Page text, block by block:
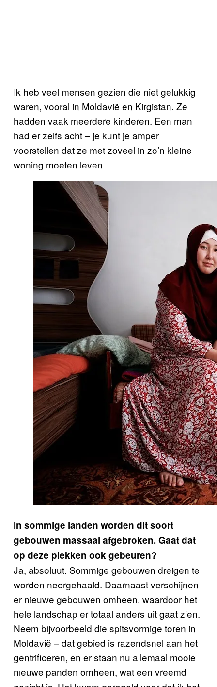
Ik heb veel mensen gezien die niet gelukkig
waren, vooral in Moldavië en Kirgistan. Ze
hadden vaak meerdere kinderen. Een man
had er zelfs acht – je kunt je amper
voorstellen dat ze met zoveel in zo’n kleine
woning moeten leven.
In sommige landen worden dit soort
gebouwen massaal afgebroken. Gaat dat
op deze plekken ook gebeuren?
Ja, absoluut. Sommige gebouwen dreigen te
worden neergehaald. Daarnaast verschijnen
er nieuwe gebouwen omheen, waardoor het
hele landschap er totaal anders uit gaat zien.
Neem bijvoorbeeld die spitsvormige toren in
Moldavië – dat gebied is razendsnel aan het
gentrificeren, en er staan nu allemaal mooie
nieuwe panden omheen, wat een vreemd